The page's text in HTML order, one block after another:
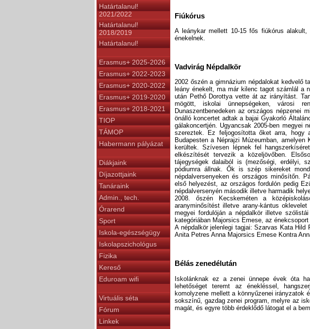
Határtalanul!
2021/2022
Határtalanul!
2018/2019
Határtalanul!
Erasmus+ 2025-2026
Erasmus+ 2022-2023
Erasmus+ 2020-2022
Erasmus+ 2019-2020
Erasmus+ 2018-2021
TIOP
TÁMOP
Habermann pályázat
Diákjaink
Díjazottjaink
Tanáraink
Admin., tech.
Órarend
Sport
Iskola-egészségügy
Iskolapszichológus
Fizika
Kereső
Eduroam wifi
Virtuális séta
Fórum
Linkek
Fiúkórus
A leánykar mellett 10-15 fős fiúkórus
énekelnek.
Vadvirág Népdalkör
2002 őszén a gimnázium népdalokat kedvelő
leány énekelt, ma már kilenc tagot számlál a
után Pethő Dorottya vette át az irányítást.
mögött, iskolai ünnepségeken, városi
Dunaszentbenedeken az országos népzenei
önálló koncertet adtak a bajai Gyakorló
gálakoncertjén. Ugyancsak 2005-ben megyei
szereztek. Ez feljogosította őket arra, hogy
Budapesten a Néprajzi Múzeumban,
kerültek. Szívesen lépnek fel
elkészítését tervezik a közeljövőben.
tájegységek dalaiból is (mezőségi, erdélyi,
pódiumra állnak. Ők is szép sikereket
népdalversenyeken és országos minősítőn.
első helyezést, az országos fordulón pedig
népdalversenyén második illetve harmadik
2008. őszén Kecskeméten a
aranyminősítést illetve arany-kántus
megyei fordulóján a népdalkör illetve
kategóriában Majorsics Emese, az
A népdalkör jelenlegi tagjai: Szarvas Kata
Anita Petres Anna Majorsics Emese Kontra
Bélás zenedélután
Iskolánknak ez a zenei ünnepe évek óta
lehetőséget teremt az énekléssel,
komolyzene mellett a könnyűzenei irányzatok
sokszínű, gazdag zenei program, melyre az
magát, és egyre több érdeklődő látogat el a